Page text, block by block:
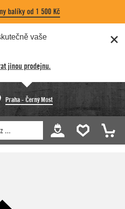
balíky od 1 500 Kč
vaše
jinou prodejnu.
Praha - Černý Most